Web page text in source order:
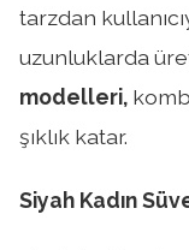
tarzdan
uzunluklarda
modelleri,
şıklık katar.
Siyah Kadın